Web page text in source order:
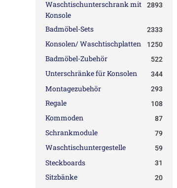
Waschtischunterschrank mit
Konsole
2893
Badmöbel-Sets 2333
Konsolen/ Waschtischplatten 1250
Badmöbel-Zubehör 522
Unterschränke für Konsolen 344
Montagezubehör 293
Regale 108
Kommoden 87
Schrankmodule 79
Waschtischuntergestelle 59
Steckboards 31
Sitzbänke 20